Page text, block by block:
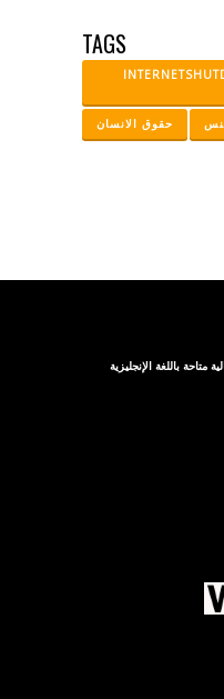
TAGS
حقوق الانسان
متاحة باللغة الإنجليزية